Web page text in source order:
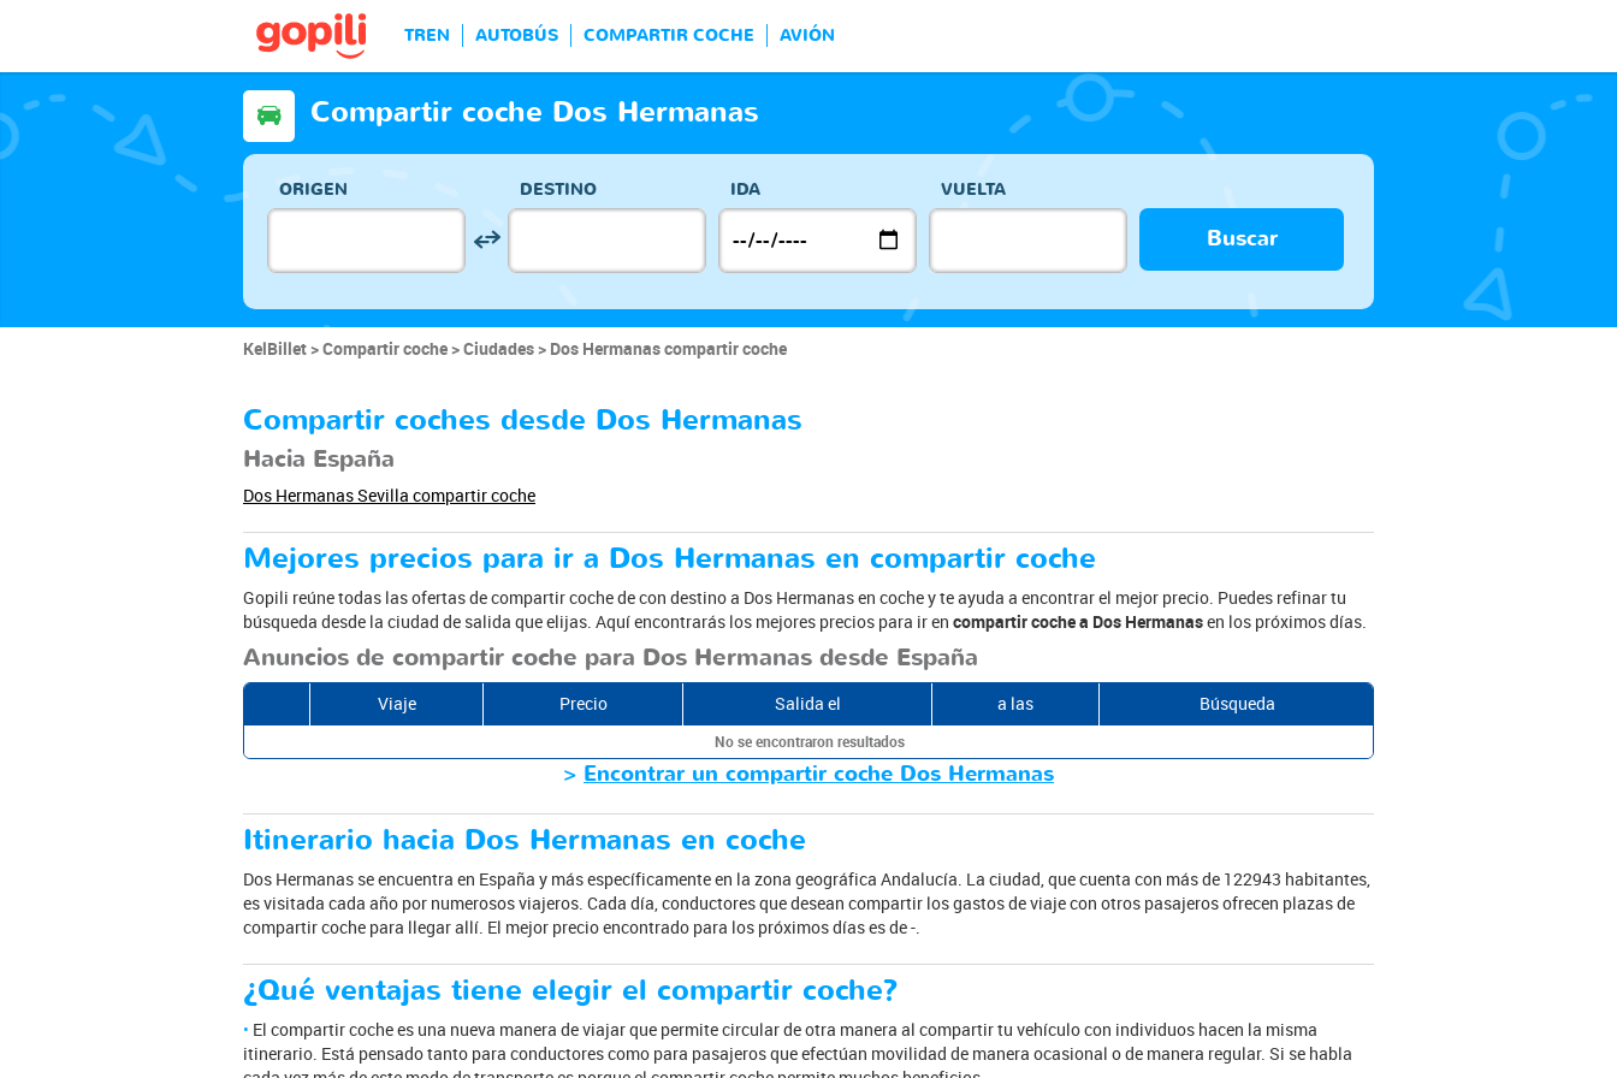
TREN AUTOBÚS COMPARTIR COCHE AVIÓN
Compartir coche Dos Hermanas
ORIGEN DESTINO IDA VUELTA
Buscar
KelBillet Compartir coche Ciudades Dos Hermanas compartir coche
Compartir coches desde Dos Hermanas
Hacia España
Dos Hermanas Sevilla compartir coche
Mejores precios para ir a Dos Hermanas en compartir coche
Gopili reúne todas las ofertas de compartir coche de con destino a Dos Hermanas en coche y te ayuda a encontrar el mejor precio. Puedes refinar tu
búsqueda desde la ciudad de salida que elijas. Aquí encontrarás los mejores precios para ir en compartir coche a Dos Hermanasen los próximos días.
Anuncios de compartir coche para Dos Hermanas desde España
Viaje Precio Salida el a las Búsqueda
No se encontraron resultados
> Encontrar un compartir coche Dos Hermanas
Itinerario hacia Dos Hermanas en coche
Dos Hermanas se encuentra en España y más específicamente en la zona geográfica Andalucía. La ciudad, que cuenta con más de 122943 habitantes,
es visitada cada año por numerosos viajeros. Cada día, conductores que desean compartir los gastos de viaje con otros pasajeros ofrecen plazas de
compartir coche para llegar allí. El mejor precio encontrado para los próximos días es de -.
¿Qué ventajas tiene elegir el compartir coche?
El compartir coche es una nueva manera de viajar que permite circular de otra manera al compartir tu vehículo con individuos hacen la misma
itinerario. Está pensado tanto para conductores como para pasajeros que efectúan movilidad de manera ocasional o de manera regular. Si se habla